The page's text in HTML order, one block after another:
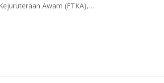
Awam (FTKA),…
Menara Jam yang merupakan simbolik kepada